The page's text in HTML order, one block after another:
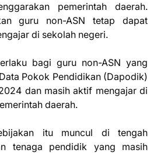
pemerintah daerah.
guru non-ASN tetap dapat
di sekolah negeri.
bagi guru non-ASN yang
Pokok Pendidikan (Dapodik)
dan masih aktif mengajar di
daerah.
itu muncul di tengah
tenaga pendidik yang masih